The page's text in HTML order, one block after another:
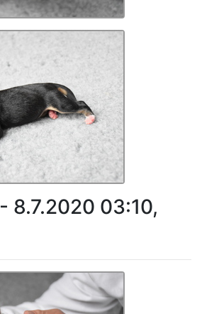
- 8.7.2020 03:10,